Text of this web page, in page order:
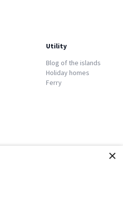
Utility
Blog of the islands
Holiday homes
Ferry
×